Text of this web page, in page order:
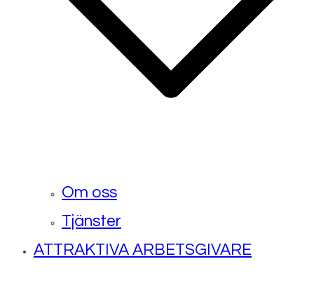
Om oss
Tjänster
ATTRAKTIVA ARBETSGIVARE